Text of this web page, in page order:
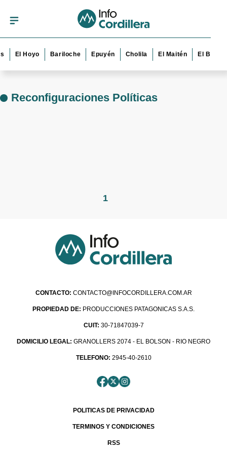
El Hoyo Bariloche Epuyén Cholila El Maitén El Bolsón
Reconfiguraciones Políticas
1
CONTACTO: CONTACTO@INFOCORDILLERA.COM.AR
PROPIEDAD DE: PRODUCCIONES PATAGONICAS S.A.S.
CUIT: 30-71847039-7
DOMICILIO LEGAL: GRANOLLERS 2074 - EL BOLSON - RIO NEGRO
TELEFONO: 2945-40-2610
POLITICAS DE PRIVACIDAD
TERMINOS Y CONDICIONES
RSS